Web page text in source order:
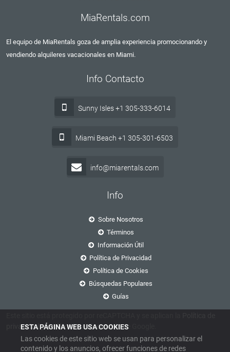
ESTA PÁGINA WEB USA COOKIES
Las cookies de este sitio web se usan para personalizar el
contenido y los anuncios, ofrecer funciones de redes
MiaRentals.com
El equipo de MiaRentals goza de amplia experiencia promocionando y
vendiendo alquileres vacacionales en Miami.
Info Contacto
Sunny Isles +1 305-333-6014
Miami Beach +1 305-301-6503
info@miarentals.com
Info
Sobre Nosotros
Términos
Información Útil
Política de Privacidad
Política de Cookies
Búsquedas Populares
Guías
privacidad ylos Términos de serviciode Google.